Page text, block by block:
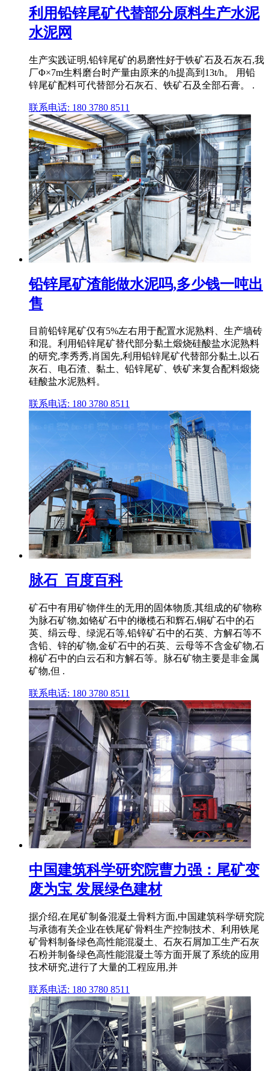
利用铅锌尾矿代替部分原料生产水泥
水泥网
生产实践证明,铅锌尾矿的易磨性好于铁矿石及石灰石,我
厂Φ×7m生料磨台时产量由原来的/h提高到13t/h。 用铅
锌尾矿配料可代替部分石灰石、铁矿石及全部石膏。 .
联系电话: 180 3780 8511
铅锌尾矿渣能做水泥吗,多少钱一吨出
售
目前铅锌尾矿仅有5%左右用于配置水泥熟料、生产墙砖
和混。利用铅锌尾矿替代部分黏土煅烧硅酸盐水泥熟料
的研究,李秀秀,肖国先,利用铅锌尾矿代替部分黏土,以石
灰石、电石渣、黏土、铅锌尾矿、铁矿来复合配料煅烧
硅酸盐水泥熟料。
联系电话: 180 3780 8511
脉石_百度百科
矿石中有用矿物伴生的无用的固体物质,其组成的矿物称
为脉石矿物,如铬矿石中的橄榄石和辉石,铜矿石中的石
英、绢云母、绿泥石等,铅锌矿石中的石英、方解石等不
含铅、锌的矿物,金矿石中的石英、云母等不含金矿物,石
棉矿石中的白云石和方解石等。脉石矿物主要是非金属
矿物,但 .
联系电话: 180 3780 8511
中国建筑科学研究院曹力强：尾矿变
废为宝 发展绿色建材
据介绍,在尾矿制备混凝土骨料方面,中国建筑科学研究院
与承德有关企业在铁尾矿骨料生产控制技术、利用铁尾
矿骨料制备绿色高性能混凝土、石灰石屑加工生产石灰
石粉并制备绿色高性能混凝土等方面开展了系统的应用
技术研究,进行了大量的工程应用,并
联系电话: 180 3780 8511